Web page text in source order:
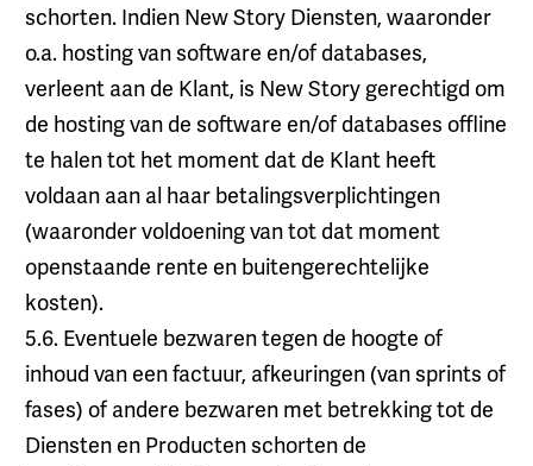
schorten. Indien New Story Diensten, waaronder
o.a. hosting van software en/of databases,
verleent aan de Klant, is New Story gerechtigd om
de hosting van de software en/of databases offline
te halen tot het moment dat de Klant heeft
voldaan aan al haar betalingsverplichtingen
(waaronder voldoening van tot dat moment
openstaande rente en buitengerechtelijke
kosten).
5.6. Eventuele bezwaren tegen de hoogte of
inhoud van een factuur, afkeuringen (van sprints of
fases) of andere bezwaren met betrekking tot de
Diensten en Producten schorten de